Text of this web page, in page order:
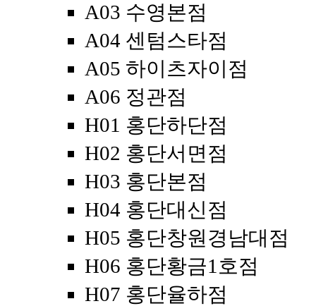
A03 수영본점
A04 센텀스타점
A05 하이츠자이점
A06 정관점
H01 홍단하단점
H02 홍단서면점
H03 홍단본점
H04 홍단대신점
H05 홍단창원경남대점
H06 홍단황금1호점
H07 홍단율하점